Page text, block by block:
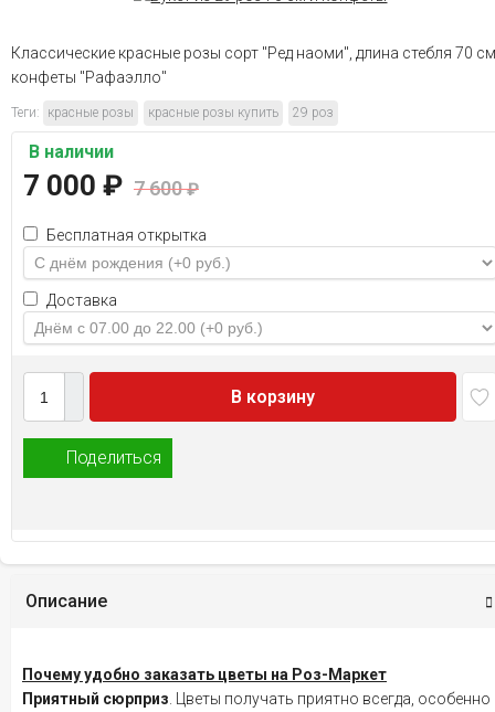
Классические красные розы сорт "Ред наоми", длина стебля 70
конфеты "Рафаэлло"
Теги: красные розы красные розы купить 29 роз
В наличии
7 000 ₽ 7 600₽
Бесплатная открытка
Доставка
В корзину
Поделиться
Описание
Почему удобно заказать цветы на Роз-Маркет
Приятный сюрприз . Цветы получать приятно всегда, особенно